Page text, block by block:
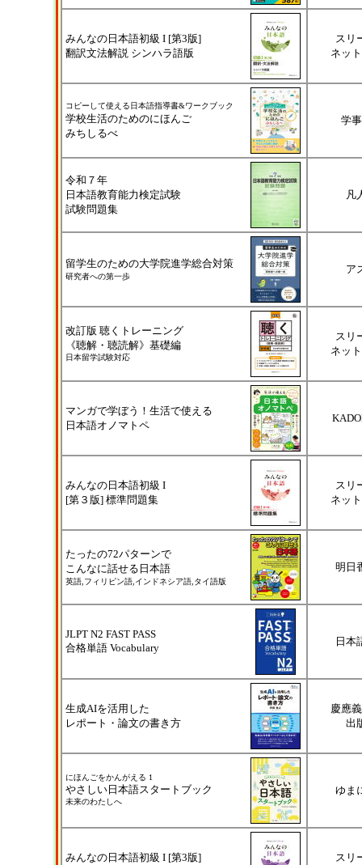
みんなの日本語初級 I [第3版]
翻訳文法解説 シンハラ語版
スリ
ネッ
コピーして使える日本語指導書&ワークブック
学校生活のためのにほんご
みちしるべ
学
令和７年
日本語教育能力検定試験
試験問題集
凡
留学生のための大学院進学総合対策
研究者への第一歩
ア
改訂版 聴くトレーニング
《聴解・聴読解》基礎編
日本留学試験対応
スリ
ネッ
マンガで学ぼう！生活で使える
日本語オノマトペ
みんなの日本語初級 I
[第３版] 標準問題集
スリ
ネッ
たったの72パターンで
こんなに話せる日本語
英語,フィリピン語,インドネシア語,タイ語版
明日
JLPT N2 FAST PASS
合格単語 Vocabulary
日本
生成AIを活用した
レポート・論文の書き方
慶應
出
にほんごをかんがえる 1
やさしい日本語スタートブック
未来のわたしへ
ゆま
みんなの日本語初級 I [第3版]
スリ